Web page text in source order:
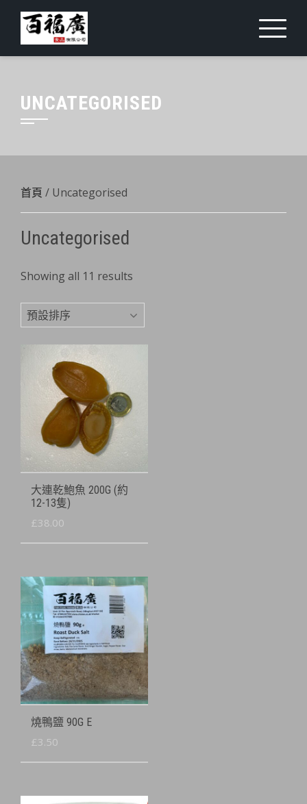
Skip
content
UNCATEGORISED
首頁 / Uncategorised
Uncategorised
Showing all 11 results
大連乾鮑魚 200G (約
12-13隻)
£38.00
燒鴨鹽 90G E
£3.50